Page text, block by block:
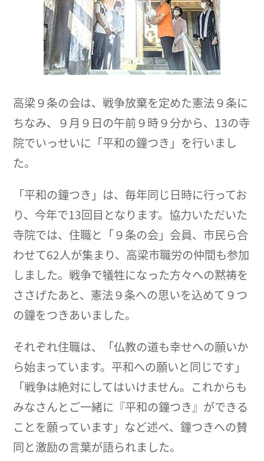
高梁９条の会は、戦争放棄を定めた憲法９条に
ちなみ、９月９日の午前９時９分から、13の寺
院でいっせいに「平和の鐘つき」を行いまし
た。
「平和の鐘つき」は、毎年同じ日時に行ってお
り、今年で13回目となります。協力いただいた
寺院では、住職と「９条の会」会員、市民ら合
わせて62人が集まり、高梁市職労の仲間も参加
しました。戦争で犠牲になった方々への黙祷を
ささげたあと、憲法９条への思いを込めて９つ
の鐘をつきあいました。
それぞれ住職は、「仏教の道も幸せへの願いか
ら始まっています。平和への願いと同じです」
「戦争は絶対にしてはいけません。これからも
みなさんとご一緒に『平和の鐘つき』ができる
ことを願っています」など述べ、鐘つきへの賛
同と激励の言葉が語られました。